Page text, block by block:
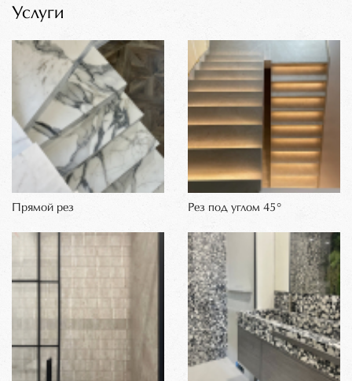
Услуги
Прямой рез Рез под углом 45°